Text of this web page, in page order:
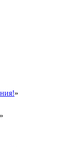
»
»